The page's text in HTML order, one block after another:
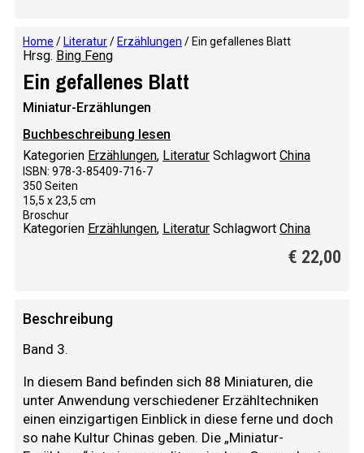
Home / Literatur/ Erzählungen / Ein gefallenes Blatt
Hrsg. Bing Feng
Ein gefallenes Blatt
Miniatur-Erzählungen
Buchbeschreibung lesen
Kategorien Erzählungen, Literatur Schlagwort China
ISBN: 978-3-85409-716-7
350 Seiten
15,5 x 23,5 cm
Broschur
Kategorien Erzählungen, Literatur Schlagwort China
€ 22,00
Beschreibung
Band 3.
In diesem Band befinden sich 88 Miniaturen, die
unter Anwendung verschiedener Erzähltechniken
einen einzigartigen Einblick in diese ferne und doch
so nahe Kultur Chinas geben. Die „Miniatur-